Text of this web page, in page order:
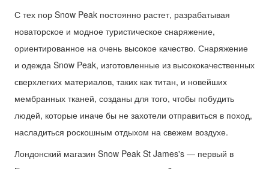
С тех пор Snow Peak постоянно растет, разрабатывая
новаторское и модное туристическое снаряжение,
ориентированное на очень высокое качество. Снаряжение
и одежда Snow Peak, изготовленные из высококачественных
сверхлегких материалов, таких как титан, и новейших
мембранных тканей, созданы для того, чтобы побудить
людей, которые иначе бы не захотели отправиться в поход,
насладиться роскошным отдыхом на свежем воздухе.
Лондонский магазин Snow Peak St James's — первый в